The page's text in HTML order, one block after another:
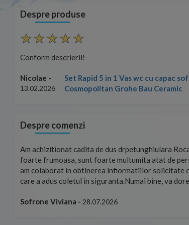
Despre produse
Conform descrierii!
Nicolae -
13.02.2026
Set Rapid 5 in 1 Vas wc cu capac
Cosmopolitan Grohe Bau Ceramic
Despre comenzi
Am achizitionat cadita de dus drpetunghiulara
foarte frumoasa, sunt foarte multumita atat de
am colaborat in obtinerea infiormatiilor solicitate
care a adus coletul in siguranta.Numai bine, va
Sofrone Viviana - 28.07.2026